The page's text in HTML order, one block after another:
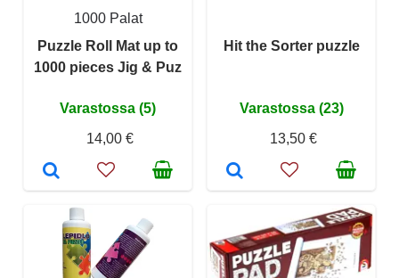
1000 Palat
Puzzle Roll Mat up to
1000 pieces Jig & Puz
Varastossa (5)
14,00 €
Hit the Sorter puzzle
Varastossa (23)
13,50 €